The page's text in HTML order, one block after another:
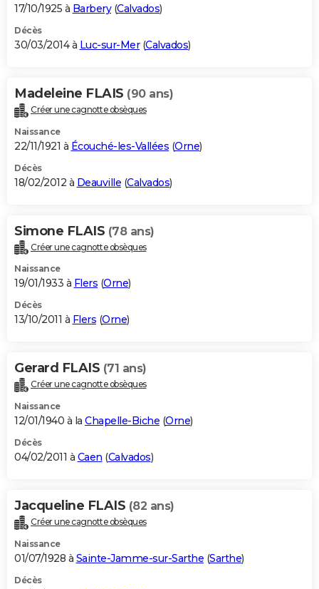
17/10/1925 à Barbery(Calvados)
Décès
30/03/2014 à Luc-sur-Mer(Calvados)
Madeleine FLAIS (90 ans)
Créer une cagnotte obsèques
Naissance
22/11/1921 à Écouché-les-Vallées (Orne)
Décès
18/02/2012 à Deauville (Calvados)
Simone FLAIS (78 ans)
Créer une cagnotte obsèques
Naissance
19/01/1933 à Flers (Orne)
Décès
13/10/2011 à Flers (Orne)
Gerard FLAIS (71 ans)
Créer une cagnotte obsèques
Naissance
12/01/1940 à la Chapelle-Biche (Orne)
Décès
04/02/2011 à Caen (Calvados)
Jacqueline FLAIS (82 ans)
Créer une cagnotte obsèques
Naissance
01/07/1928 à Sainte-Jamme-sur-Sarthe (Sarthe)
Décès